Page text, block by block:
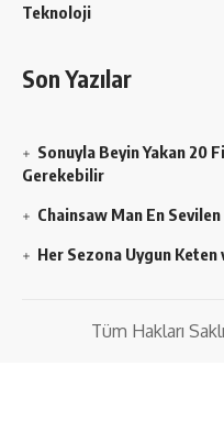
Teknoloji
Son Yazılar
Sonuyla Beyin Yakan 20
Gerekebilir
Chainsaw Man En
Her Sezona Uygun
Tüm Hakları